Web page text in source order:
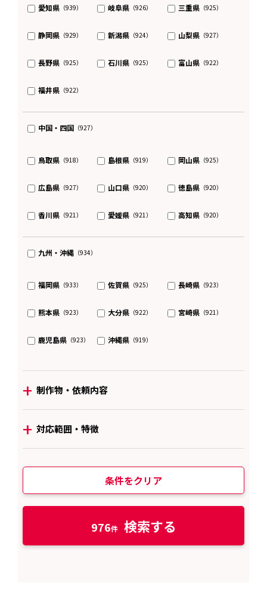
愛知県（939） 岐阜県 （926） 三重県 （925）
静岡県（929） 新潟県 （924） 山梨県 （927）
長野県（925） 石川県 （925） 富山県 （922）
福井県（922）
中国・四国（927）
鳥取県（918） 島根県 （919） 岡山県 （925）
広島県（927） 山口県 （920） 徳島県 （920）
香川県（921） 愛媛県 （921） 高知県 （920）
九州・沖縄（934）
福岡県（933） 佐賀県 （925） 長崎県 （923）
熊本県（923） 大分県 （922） 宮崎県 （921）
鹿児島県（923） 沖縄県 （919）
+ 制作物・依頼内容
+ 対応範囲・特徴
条件をクリア
976 検索する